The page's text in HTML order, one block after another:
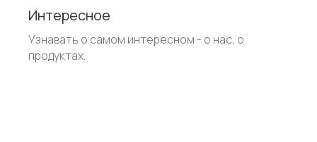
Интересное
Узнавать о самом интересном - о нас, о
продуктах.